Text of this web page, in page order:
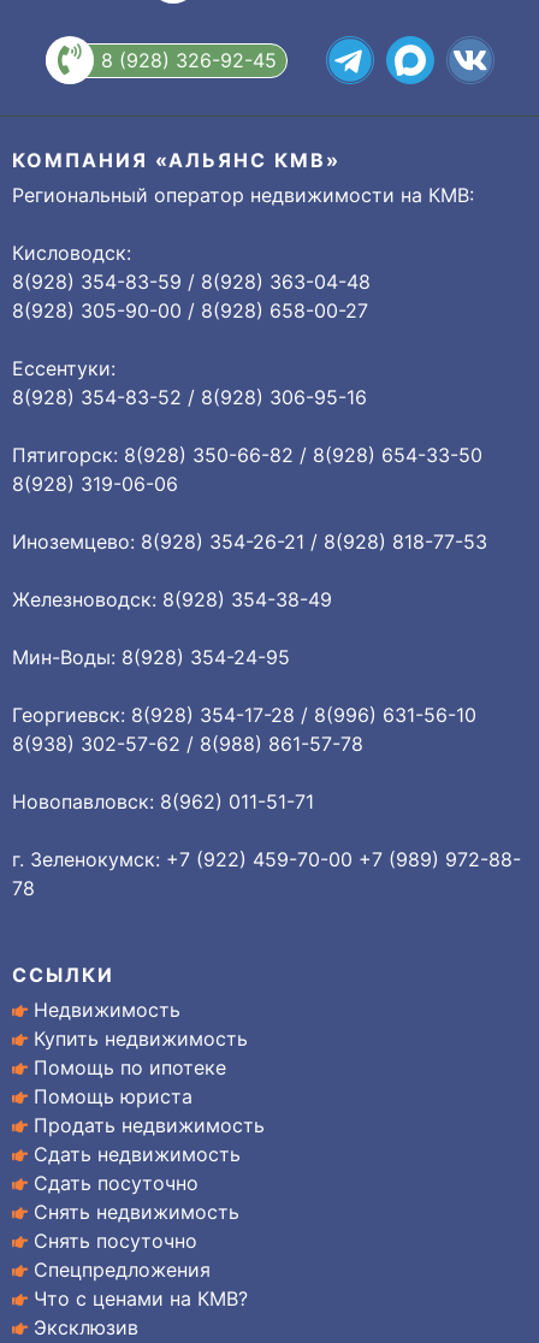
8 (928) 326-92-45
КОМПАНИЯ «АЛЬЯНС КМВ»
Региональный оператор недвижимости на КМВ:
Кисловодск:
8(928) 354-83-59 / 8(928) 363-04-48
8(928) 305-90-00 / 8(928) 658-00-27
Ессентуки:
8(928) 354-83-52 / 8(928) 306-95-16
Пятигорск: 8(928) 350-66-82 / 8(928) 654-33-50
8(928) 319-06-06
Иноземцево: 8(928) 354-26-21 / 8(928) 818-77-53
Железноводск: 8(928) 354-38-49
Мин-Воды: 8(928) 354-24-95
Георгиевск: 8(928) 354-17-28 / 8(996) 631-56-10
8(938) 302-57-62 / 8(988) 861-57-78
Новопавловск: 8(962) 011-51-71
г. Зеленокумск: +7 (922) 459-70-00 +7 (989) 972-88-
78
ССЫЛКИ
Недвижимость
Купить недвижимость
Помощь по ипотеке
Помощь юриста
Продать недвижимость
Сдать недвижимость
Сдать посуточно
Снять недвижимость
Снять посуточно
Спецпредложения
Что с ценами на КМВ?
Эксклюзив